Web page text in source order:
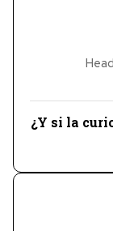
¿Y si la